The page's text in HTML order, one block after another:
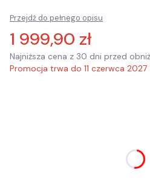
Przejdź do pełnego opisu
1 999,90 zł
Najniższa cena z 30 dni przed
Promocja trwa do 11 czerwca 2027